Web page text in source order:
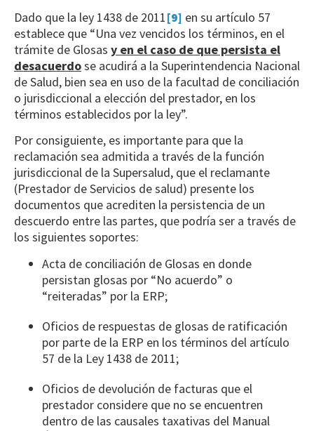
Dado que la ley 1438 de 2011[9] en su artículo 57
establece que “Una vez vencidos los términos, en el
trámite de Glosas y en el caso de que persista el
desacuerdose acudirá a la Superintendencia Nacional
de Salud, bien sea en uso de la facultad de conciliación
o jurisdiccional a elección del prestador, en los
términos establecidos por la ley”.
Por consiguiente, es importante para que la
reclamación sea admitida a través de la función
jurisdiccional de la Supersalud, que el reclamante
(Prestador de Servicios de salud) presente los
documentos que acrediten la persistencia de un
descuerdo entre las partes, que podría ser a través de
los siguientes soportes:
Acta de conciliación de Glosas en donde
persistan glosas por “No acuerdo” o
“reiteradas” por la ERP;
Oficios de respuestas de glosas de ratificación
por parte de la ERP en los términos del artículo
57 de la Ley 1438 de 2011;
Oficios de devolución de facturas que el
prestador considere que no se encuentren
dentro de las causales taxativas del Manual